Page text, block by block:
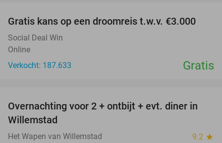
Gratis kans op een droomreis t.w.v. €3.000
Social Deal Win
Online
Verkocht: 187.633
Gratis
34%
Overnachting voor 2 + ontbijt + evt. diner in
Willemstad
Het Wapen van Willemstad 9.2 star